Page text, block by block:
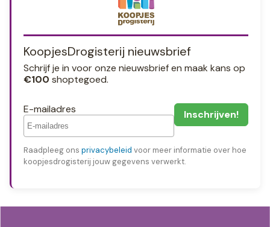
KoopjesDrogisterij nieuwsbrief
Schrijf je in voor onze nieuwsbrief en maak kans op
€100 shoptegoed.
E-mailadres
Raadpleeg ons privacybeleid voor meer informatie over hoe
koopjesdrogisterij jouw gegevens verwerkt.